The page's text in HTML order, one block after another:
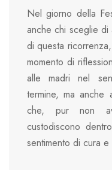
Nel giorno della
anche chi sceglie di
di questa
momento di
alle madri nel
termine, ma anche
che, pur non
custodiscono
sentimento di cura